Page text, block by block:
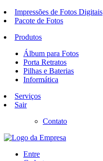
Impressões de Fotos Digitais
Pacote de Fotos
Produtos
Álbum para Fotos
Porta Retratos
Pilhas e Baterias
Informática
Serviços
Sair
Contato
Entre